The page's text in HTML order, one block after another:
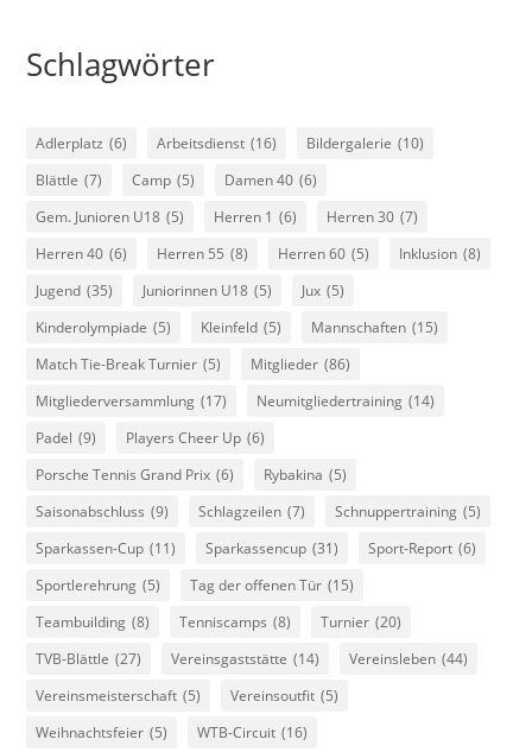
Schlagwörter
Adlerplatz (6) Arbeitsdienst (16) Bildergalerie (10)
Blättle (7) Camp (5) Damen 40 (6)
Gem. Junioren U18 (5) Herren 1 (6) Herren 30 (7)
Herren 40 (6) Herren 55 (8) Herren 60 (5) Inklusion (8)
Jugend (35) Juniorinnen U18 (5) Jux (5)
Kinderolympiade (5) Kleinfeld (5) Mannschaften (15)
Match Tie-Break Turnier (5) Mitglieder (86)
Mitgliederversammlung (17) Neumitgliedertraining (14)
Padel (9) Players Cheer Up (6)
Porsche Tennis Grand Prix (6) Rybakina (5)
Saisonabschluss (9) Schlagzeilen (7) Schnuppertraining (5)
Sparkassen-Cup (11) Sparkassencup (31) Sport-Report (6)
Sportlerehrung (5) Tag der offenen Tür (15)
Teambuilding (8) Tenniscamps (8) Turnier (20)
TVB-Blättle (27) Vereinsgaststätte (14) Vereinsleben (44)
Vereinsmeisterschaft (5) Vereinsoutfit (5)
Weihnachtsfeier (5) WTB-Circuit (16)